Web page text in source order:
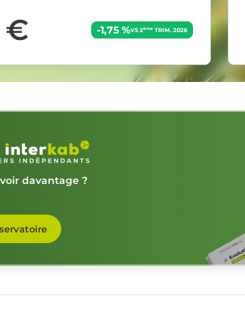
€ -1,75 %VS 2ème TRIM. 2026
davantage ?